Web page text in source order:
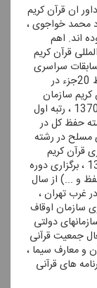
ان قرآن كریم
محمد خواجوی ،
اند. اهم
قرآن كریم
1376 ، رتبه اول مسابقات سراسری
قرآن كریم سازمان اوقاف وامور خیریه در رشته حفظ 20جزء در
كریم سازمان
اوقاف وامور خیریه در رشته حفظ 10 جزء در سال 1370 ، رتبه اول
حفظ كل در
مسلح در رشته
قرآن كریم
نیروهای مسلح در رشته حفظ 20 جزء در سال 1373 ، برگزاری دوره
و ...) از سال
در غرب تهران ،
سازمان اوقاف
دولتی
جمعیت قرآنی
و معارف سیما ،
های قرآنی